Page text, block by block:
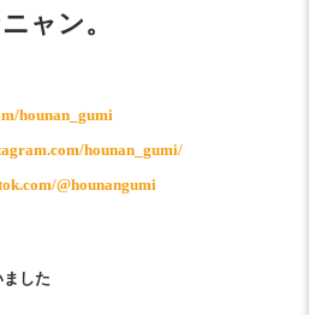
ャン。
hounan_gumi
hounan_gumi/
@hounangumi
した